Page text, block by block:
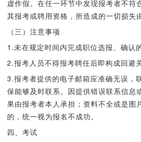
虚作假。在任一环节中发现报考者不符
其报考或聘用资格，所造成的一切损失
（三）注意事项
1.未在规定时间内完成职位选报、确认
2.报考人员不得报考聘任后即构成回避
3.报考者提供的电子邮箱应准确无误，
保能够及时联系。因提供错误联系信息
果由报考者本人承担；资料不全或是图
的，统一视为报名不成功。
四、考试